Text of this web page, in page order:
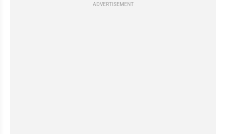
ADVERTISEMENT